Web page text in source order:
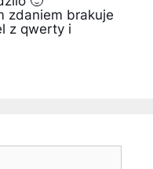
zdaniem brakuje
z qwerty i